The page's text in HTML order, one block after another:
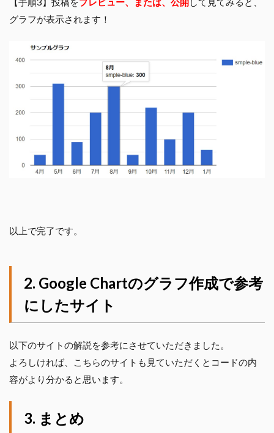
グラフが表示されます！
以上で完了です。
Google Chartのグラフ作成で参考
にしたサイト
以下のサイトの解説を参考にさせていただきました。
よろしければ、こちらのサイトも見ていただくとコードの内
容がより分かると思います。
まとめ